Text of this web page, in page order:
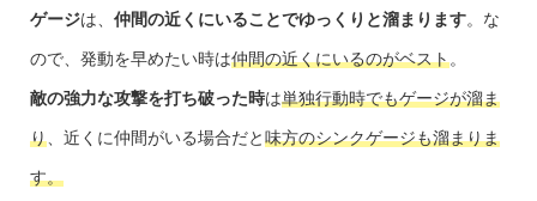
ゲージは、 仲間の近くにいることでゆっくりと溜まります。な
ので、発動を早めたい時は仲間の近くにいるのがベスト。
敵の強力な攻撃を打ち破った時は単独行動時でもゲージが溜ま
り、近くに仲間がいる場合だと味方のシンクゲージも溜まりま
す。